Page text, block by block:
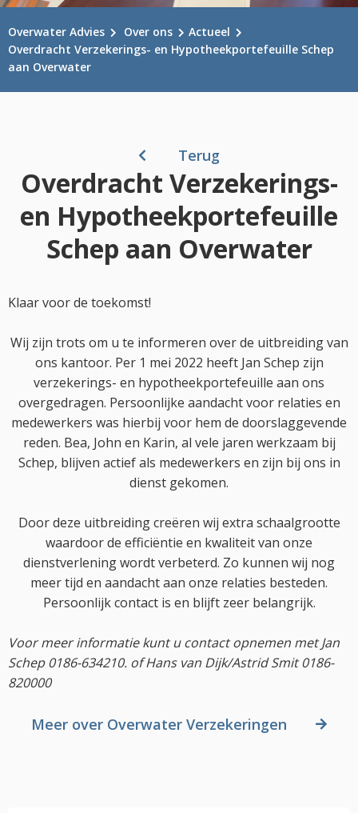
Overwater Advies Over ons
Actueel
Overdracht Verzekerings- en Hypotheekportefeuille Schep
aan Overwater
Terug
Overdracht Verzekerings-
en Hypotheekportefeuille
Schep aan Overwater
Klaar voor de toekomst!
Wij zijn trots om u te informeren over de uitbreiding van
ons kantoor. Per 1 mei 2022 heeft Jan Schep zijn
verzekerings- en hypotheekportefeuille aan ons
overgedragen. Persoonlijke aandacht voor relaties en
medewerkers was hierbij voor hem de doorslaggevende
reden. Bea, John en Karin, al vele jaren werkzaam bij
Schep, blijven actief als medewerkers en zijn bij ons in
dienst gekomen.
Door deze uitbreiding creëren wij extra schaalgrootte
waardoor de efficiëntie en kwaliteit van onze
dienstverlening wordt verbeterd. Zo kunnen wij nog
meer tijd en aandacht aan onze relaties besteden.
Persoonlijk contact is en blijft zeer belangrijk.
Voor meer informatie kunt u contact opnemen met Jan
Schep 0186-634210. of Hans van Dijk/Astrid Smit 0186-
820000
Meer over Overwater Verzekeringen